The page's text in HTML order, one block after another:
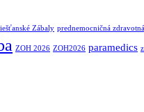
Zábaly prednemocničná
ZOH 2026 ZOH2026 paramedics